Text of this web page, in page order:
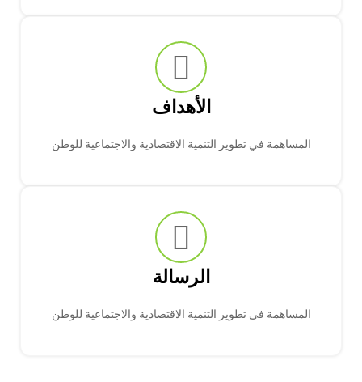
الأهداف
المساهمة في تطوير التنمية الاقتصادية والاجتماعية للوطن
الرسالة
المساهمة في تطوير التنمية الاقتصادية والاجتماعية للوطن